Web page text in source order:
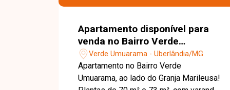
Apartamento disponível para
venda no Bairro Verde
Umuarama em Uberlândia-MG
Verde Umuarama - Uberlândia/MG
Apartamento no Bairro Verde
Umuarama, ao lado do Granja Marileusa!